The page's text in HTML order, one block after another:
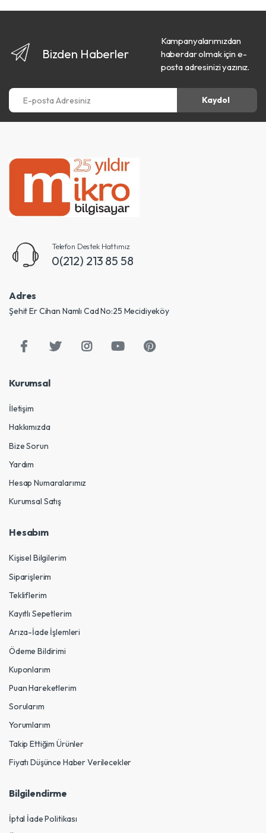
Bizden Haberler
Kampanyalarımızdan
haberdar olmak için e-
posta adresinizi yazınız.
E-posta Adresiniz
Kaydol
Telefon Destek Hattımız
0(212) 213 85 58
Adres
Şehit Er Cihan Namlı Cad No:25 Mecidiyeköy
Kurumsal
İletişim
Hakkımızda
Bize Sorun
Yardım
Hesap Numaralarımız
Kurumsal Satış
Hesabım
Kişisel Bilgilerim
Siparişlerim
Tekliflerim
Kayıtlı Sepetlerim
Arıza-İade İşlemleri
Ödeme Bildirimi
Kuponlarım
Puan Hareketlerim
Sorularım
Yorumlarım
Takip Ettiğim Ürünler
Fiyatı Düşünce Haber Verilecekler
Bilgilendirme
İptal İade Politikası